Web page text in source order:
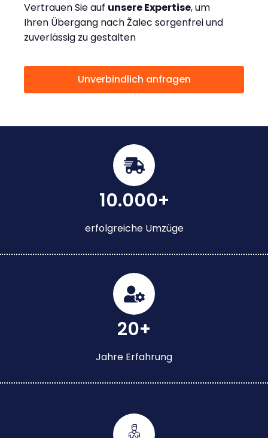
Vertrauen Sie auf unsere Expertise, um
Ihren Übergang nach Žalec sorgenfrei und
zuverlässig zu gestalten
Unverbindlich anfragen
10.000+
erfolgreiche Umzüge
20+
Jahre Erfahrung